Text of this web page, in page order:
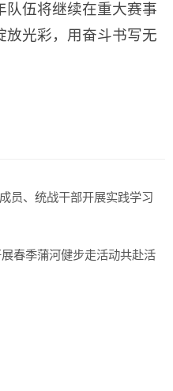
队伍将继续在重大赛事
放光彩，用奋斗书写无
员、统战干部开展实践学习
春季蒲河健步走活动​共赴活